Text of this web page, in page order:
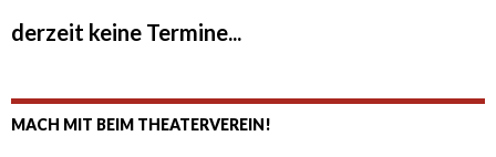
derzeit keine Termine...
MACH MIT BEIM THEATERVEREIN!